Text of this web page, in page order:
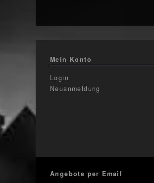
Mein Konto
Login
Neuanmeldung
Angebote per Email